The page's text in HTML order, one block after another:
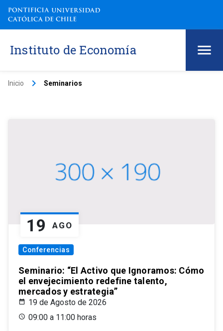
Instituto de Economía
Inicio keyboard_arrow_right Seminarios
19 AGO
Conferencias
Seminario: “El Activo que Ignoramos: Cómo
el envejecimiento redefine talento,
mercados y estrategia”
19 de Agosto de 2026
09:00 a 11:00 horas